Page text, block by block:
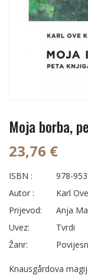
Moja borba,
23,76 €
ISBN :
978-
Autor :
Karl
Prijevod:
Anja
Uvez:
Tvrdi
Žanr:
Knausgårdova